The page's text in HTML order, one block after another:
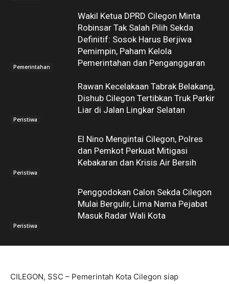
Pemerintahan
Wakil Ketua DPRD Cilegon Minta
Robinsar Tak Salah Pilih Sekda
Definitif: Sosok Harus Berjiwa
Pemimpin, Paham Kelola
Pemerintahan dan Penganggaran
Peristiwa
Rawan Kecelakaan Tabrak Belakang,
Dishub Cilegon Tertibkan Truk Parkir
Liar di Jalan Lingkar Selatan
Peristiwa
El Nino Mengintai Cilegon, Polres
dan Pemkot Perkuat Mitigasi
Kebakaran dan Krisis Air Bersih
Peristiwa
Penggodokan Calon Sekda Cilegon
Mulai Bergulir, Lima Nama Pejabat
Masuk Radar Wali Kota
CILEGON, SSC – Pemerintah Kota Cilegon siap